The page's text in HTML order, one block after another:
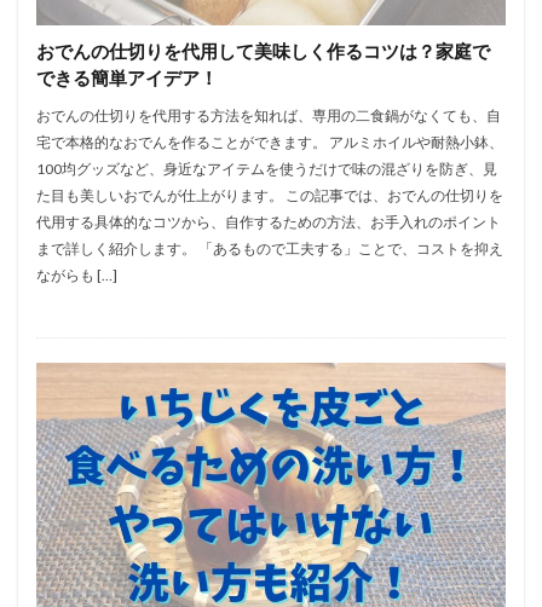
おでんの仕切りを代用して美味しく作るコツは？家庭で
できる簡単アイデア！
おでんの仕切りを代用する方法を知れば、専用の二食鍋がなくても、自
宅で本格的なおでんを作ることができます。 アルミホイルや耐熱小鉢、
100均グッズなど、身近なアイテムを使うだけで味の混ざりを防ぎ、見
た目も美しいおでんが仕上がります。 この記事では、おでんの仕切りを
代用する具体的なコツから、自作するための方法、お手入れのポイント
まで詳しく紹介します。 「あるもので工夫する」ことで、コストを抑え
ながらも […]